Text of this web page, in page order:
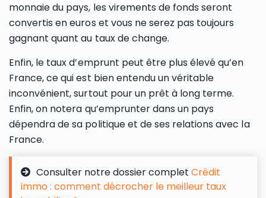
monnaie du pays, les virements de fonds seront
convertis en euros et vous ne serez pas toujours
gagnant quant au taux de change.
Enfin, le taux d’emprunt peut être plus élevé qu’en
France, ce qui est bien entendu un véritable
inconvénient, surtout pour un prêt à long terme.
Enfin, on notera qu’emprunter dans un pays
dépendra de sa politique et de ses relations avec la
France.
Consulter notre dossier complet Crédit
immo : comment décrocher le meilleur taux